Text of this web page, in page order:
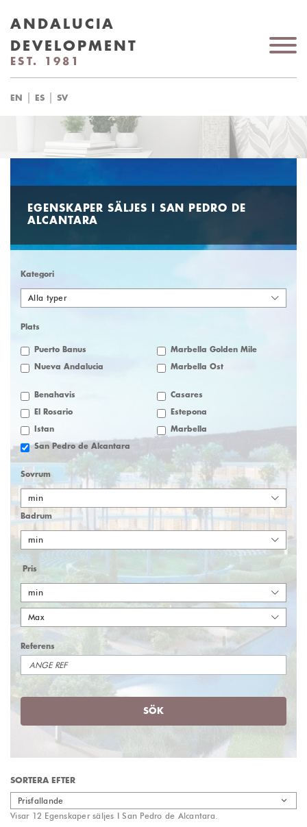
ANDALUCIA
DEVELOPMENT
EST. 1981
EN | ES | SV
EGENSKAPER SÄLJES I SAN PEDRO DE
ALCANTARA
Kategori
Alla typer
Plats
Puerto Banus Marbella Golden Mile
Nueva Andalucia Marbella Öst
Benahavis Casares
El Rosario Estepona
Istan Marbella
San Pedro de Alcantara
Sovrum
min
Badrum
min
Pris
min
Max
Referens
SÖK
SORTERA EFTER
Prisfallande
Visar 12 Egenskaper säljes I San Pedro de Alcantara.